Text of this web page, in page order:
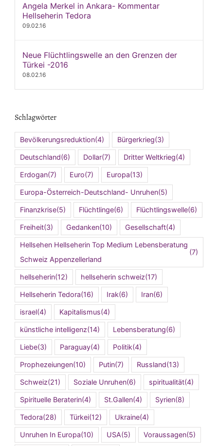
Angela Merkel in Ankara- Kommentar
Hellseherin Tedora
09.02.16
Neue Flüchtlingswelle an den Grenzen der
Türkei -2016
08.02.16
Schlagwörter
Bevölkerungsreduktion(4) Bürgerkrieg(3)
Deutschland(6) Dollar(7) Dritter Weltkrieg(4)
Erdogan(7) Euro(7) Europa(13)
Europa-Österreich-Deutschland- Unruhen(5)
Finanzkrise(5) Flüchtlinge(6) Flüchtlingswelle(6)
Freiheit(3) Gedanken(10) Gesellschaft(4)
Hellsehen Hellseherin Top Medium Lebensberatung
Schweiz Appenzellerland
(7)
hellseherin(12) hellseherin schweiz(17)
Hellseherin Tedora(16) Irak(6) Iran(6)
israel(4) Kapitalismus(4)
künstliche intelligenz(14) Lebensberatung(6)
Liebe(3) Paraguay(4) Politik(4)
Prophezeiungen(10) Putin(7) Russland(13)
Schweiz(21) Soziale Unruhen(6) spiritualität(4)
Spirituelle Beraterin(4) St.Gallen(4) Syrien(8)
Tedora(28) Türkei(12) Ukraine(4)
Unruhen In Europa(10) USA(5) Voraussagen(5)